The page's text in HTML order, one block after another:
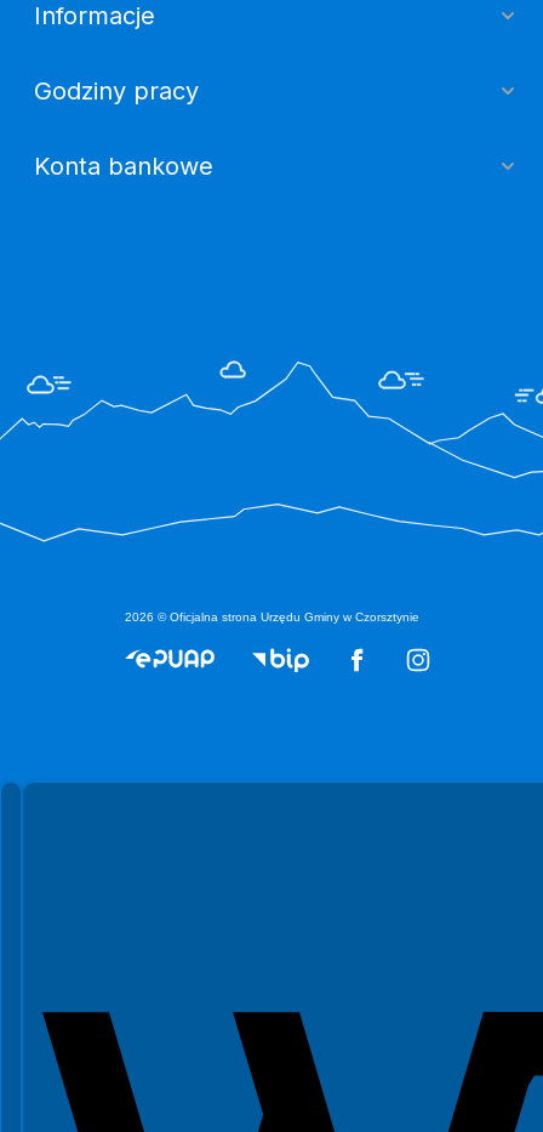
Informacje
Godziny pracy
Konta bankowe
2026 © Oficjalna strona Urzędu Gminy w Czorsztynie
Spełniamy standardy WCAG 2.2
Spełniamy standardy W3C